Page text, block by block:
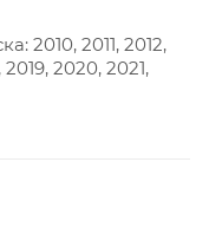
2010, 2011, 2012,
2019, 2020, 2021,